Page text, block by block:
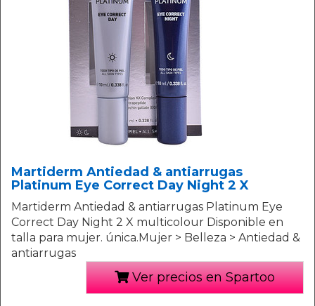
Martiderm Antiedad & antiarrugas
Platinum Eye Correct Day Night 2 X
Martiderm Antiedad & antiarrugas Platinum Eye
Correct Day Night 2 X multicolour Disponible en
talla para mujer. única.Mujer > Belleza > Antiedad &
antiarrugas
Ver precios en Spartoo